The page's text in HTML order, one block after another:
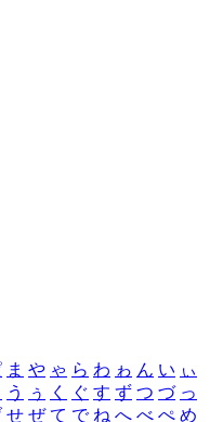
ま や ゃ ら わ ゎ ん い ぃ
う ぅ く ぐ す ず つ づ っ
せ ぜ て で ね へ べ ぺ め